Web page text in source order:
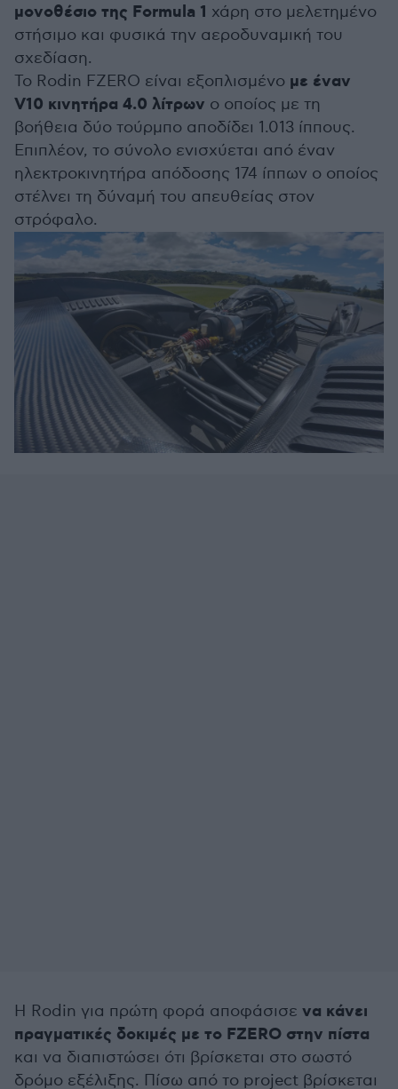
μονοθέσιο της Formula 1 χάρη στο μελετημένο
στήσιμο και φυσικά την αεροδυναμική του
σχεδίαση.
Το Rodin FZERO είναι εξοπλισμένο με έναν
V10 κινητήρα 4.0 λίτρων ο οποίος με τη
βοήθεια δύο τούρμπο αποδίδει 1.013 ίππους.
Επιπλέον, το σύνολο ενισχύεται από έναν
ηλεκτροκινητήρα απόδοσης 174 ίππων ο οποίος
στέλνει τη δύναμή του απευθείας στον
στρόφαλο.
Η Rodin για πρώτη φορά αποφάσισε να κάνει
πραγματικές δοκιμές με το FZERO στην πίστα
και να διαπιστώσει ότι βρίσκεται στο σωστό
δρόμο εξέλιξης. Πίσω από το project βρίσκεται